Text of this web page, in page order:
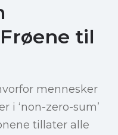
til
mennesker
i ‘non-zero-sum’
tillater alle